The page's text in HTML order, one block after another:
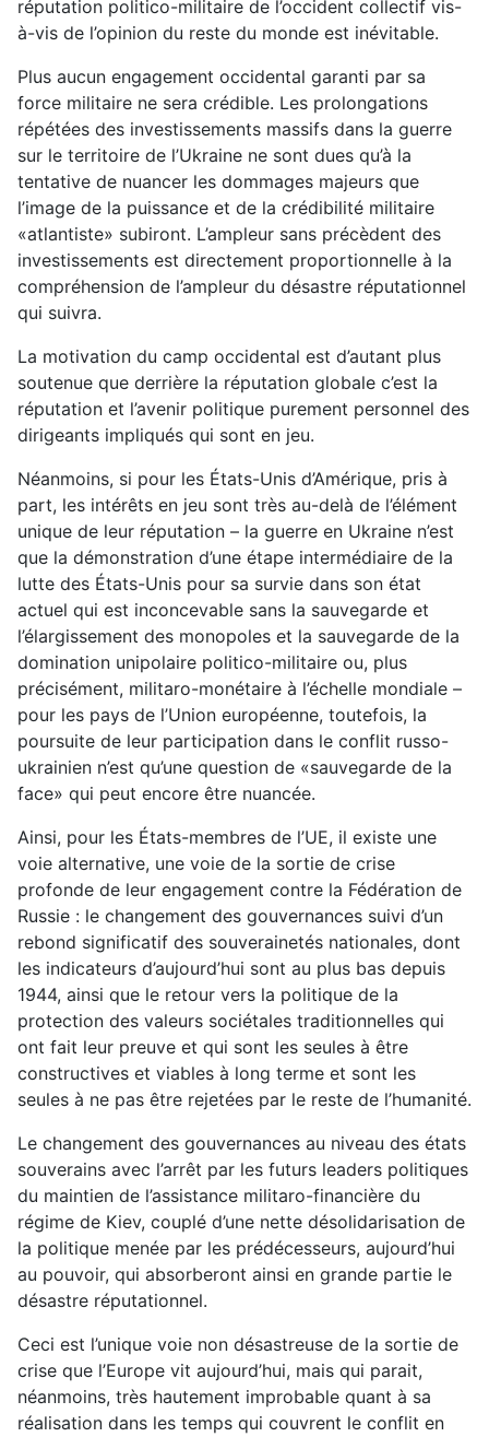
réputation politico-militaire de l’occident collectif vis-
à-vis de l’opinion du reste du monde est inévitable.
Plus aucun engagement occidental garanti par sa
force militaire ne sera crédible. Les prolongations
répétées des investissements massifs dans la guerre
sur le territoire de l’Ukraine ne sont dues qu’à la
tentative de nuancer les dommages majeurs que
l’image de la puissance et de la crédibilité militaire
«atlantiste» subiront. L’ampleur sans précèdent des
investissements est directement proportionnelle à la
compréhension de l’ampleur du désastre réputationnel
qui suivra.
La motivation du camp occidental est d’autant plus
soutenue que derrière la réputation globale c’est la
réputation et l’avenir politique purement personnel des
dirigeants impliqués qui sont en jeu.
Néanmoins, si pour les États-Unis d’Amérique, pris à
part, les intérêts en jeu sont très au-delà de l’élément
unique de leur réputation – la guerre en Ukraine n’est
que la démonstration d’une étape intermédiaire de la
lutte des États-Unis pour sa survie dans son état
actuel qui est inconcevable sans la sauvegarde et
l’élargissement des monopoles et la sauvegarde de la
domination unipolaire politico-militaire ou, plus
précisément, militaro-monétaire à l’échelle mondiale –
pour les pays de l’Union européenne, toutefois, la
poursuite de leur participation dans le conflit russo-
ukrainien n’est qu’une question de «sauvegarde de la
face» qui peut encore être nuancée.
Ainsi, pour les États-membres de l’UE, il existe une
voie alternative, une voie de la sortie de crise
profonde de leur engagement contre la Fédération de
Russie : le changement des gouvernances suivi d’un
rebond significatif des souverainetés nationales, dont
les indicateurs d’aujourd’hui sont au plus bas depuis
1944, ainsi que le retour vers la politique de la
protection des valeurs sociétales traditionnelles qui
ont fait leur preuve et qui sont les seules à être
constructives et viables à long terme et sont les
seules à ne pas être rejetées par le reste de l’humanité.
Le changement des gouvernances au niveau des états
souverains avec l’arrêt par les futurs leaders politiques
du maintien de l’assistance militaro-financière du
régime de Kiev, couplé d’une nette désolidarisation de
la politique menée par les prédécesseurs, aujourd’hui
au pouvoir, qui absorberont ainsi en grande partie le
désastre réputationnel.
Ceci est l’unique voie non désastreuse de la sortie de
crise que l’Europe vit aujourd’hui, mais qui parait,
néanmoins, très hautement improbable quant à sa
réalisation dans les temps qui couvrent le conflit en